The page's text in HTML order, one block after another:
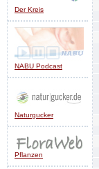
Der Kreis
NABU Podcast
Naturgucker
Pflanzen